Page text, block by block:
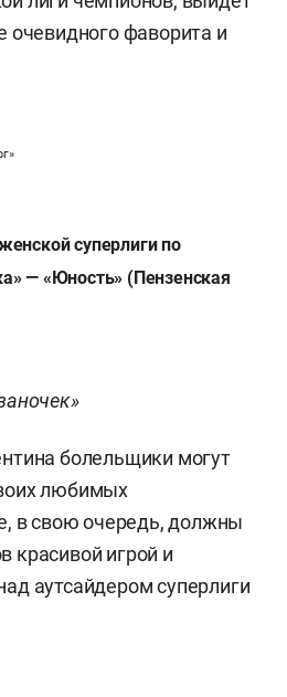
очевидного фаворита и
суперлиги по
— «Юность» (Пензенская
болельщики могут
любимых
в свою очередь, должны
красивой игрой и
аутсайдером суперлиги